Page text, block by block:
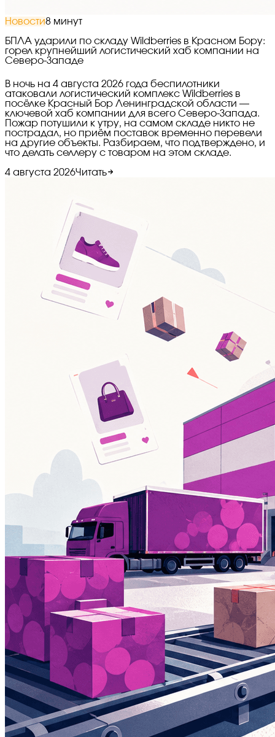
Новости8 минут
БПЛА ударили по складу Wildberries в Красном Бору:
горел крупнейший логистический хаб компании на
Северо-Западе
В ночь на 4 августа 2026 года беспилотники
атаковали логистический комплекс Wildberries в
посёлке Красный Бор Ленинградской области —
ключевой хаб компании для всего Северо-Запада.
Пожар потушили к утру, на самом складе никто не
пострадал, но приём поставок временно перевели
на другие объекты. Разбираем, что подтверждено, и
что делать селлеру с товаром на этом складе.
4 августа 2026Читать